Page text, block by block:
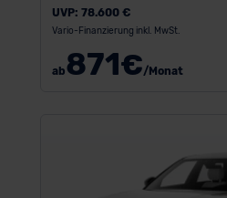
UVP: 78.600 €
Vario-Finanzierung inkl. MwSt.
ab871€/Monat